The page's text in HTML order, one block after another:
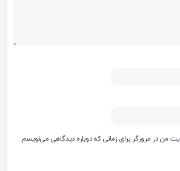
من در مرورگر برای زمانی که دوباره دیدگاهی می‌نویسم.